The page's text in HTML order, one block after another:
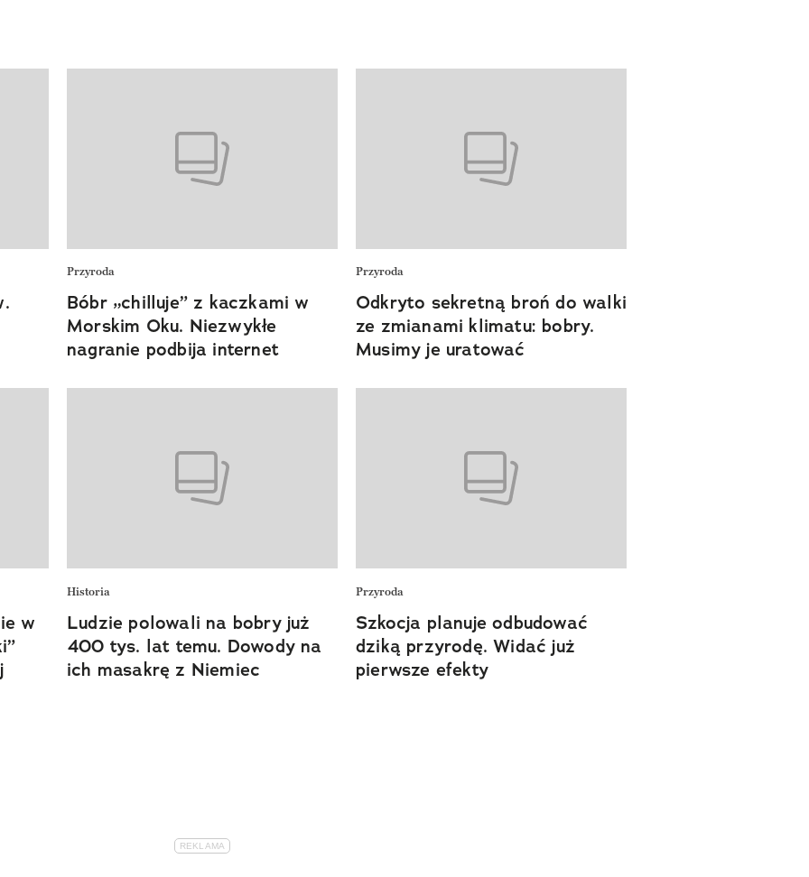
Przyroda
Bóbr „chilluje” z kaczkami w
Morskim Oku. Niezwykłe
nagranie podbija internet
Przyroda
Odkryto sekretną broń do walki
ze zmianami klimatu: bobry.
Musimy je uratować
w
Historia
Ludzie polowali na bobry już
400 tys. lat temu. Dowody na
ich masakrę z Niemiec
Przyroda
Szkocja planuje odbudować
dziką przyrodę. Widać już
pierwsze efekty